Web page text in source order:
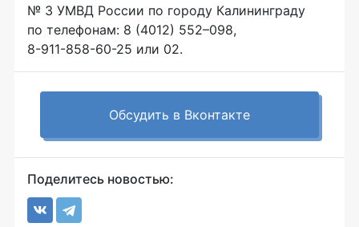
№ 3 УМВД России по городу Калининграду
по телефонам: 8 (4012) 552–098,
8-911-858-60-25 или 02.
Обсудить в Вконтакте
Поделитесь новостью: